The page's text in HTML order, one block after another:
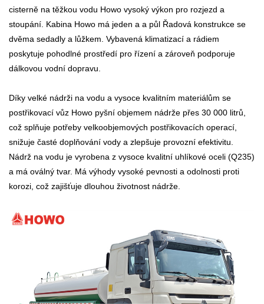
cisterně na těžkou vodu Howo vysoký výkon pro rozjezd a
stoupání. Kabina Howo má jeden a a půl Řadová konstrukce se
dvěma sedadly a lůžkem. Vybavená klimatizací a rádiem
poskytuje pohodlné prostředí pro řízení a zároveň podporuje
dálkovou vodní dopravu.
Díky velké nádrži na vodu a vysoce kvalitním materiálům se
postřikovací vůz Howo pyšní objemem nádrže přes 30 000 litrů,
což splňuje potřeby velkoobjemových postřikovacích operací,
snižuje časté doplňování vody a zlepšuje provozní efektivitu.
Nádrž na vodu je vyrobena z vysoce kvalitní uhlíkové oceli (Q235)
a má oválný tvar. Má výhody vysoké pevnosti a odolnosti proti
korozi, což zajišťuje dlouhou životnost nádrže.